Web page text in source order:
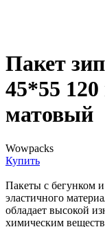
Пакет
45*55
матовый
Wowpacks
Купить
Пакеты с бегунком
эластичного
обладает высокой
химическим